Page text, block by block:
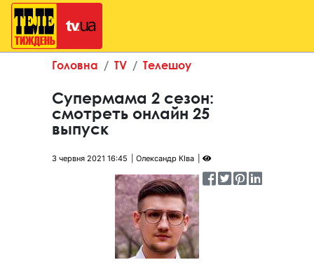
Головна TV Телешоу
Супермама 2 сезон:
смотреть онлайн 25
выпуск
3 червня 2021 16:45 Олександр КІва